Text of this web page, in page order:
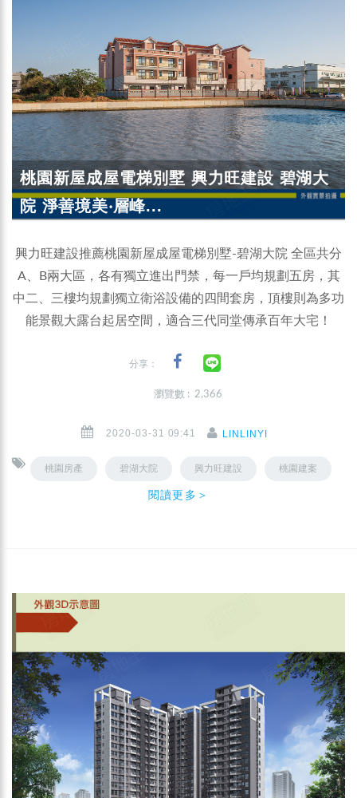
桃園新屋成屋電梯別墅 興力旺建設 碧湖大
院 淨善境美‧層峰...
興力旺建設推薦桃園新屋成屋電梯別墅-碧湖大院 全區共分
A、B兩大區，各有獨立進出門禁，每一戶均規劃五房，其
中二、三樓均規劃獨立衛浴設備的四間套房，頂樓則為多功
能景觀大露台起居空間，適合三代同堂傳承百年大宅！
分享：
瀏覽數 : 2,366
2020-03-31 09:41 LINLINYI
桃園房產 碧湖大院 興力旺建設 桃園建案
閱讀更多＞